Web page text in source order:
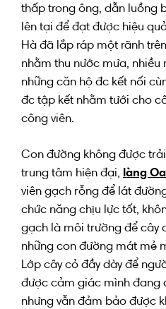
thấp trong ông, dẫn luồng
lên tại để đạt được hiệu
Hà đã lắp ráp một rãnh trên
nhằm thu nước mưa, nhiều
những căn hộ đc kết nối
đc tập kết nhằm tưới cho
công viên.
Con đường không được
trung tâm hiện đại, làng
viên gạch rỗng để lát
chức năng chịu lực tốt,
gạch là môi trường để cây
những con đường mát mẻ
Lớp cây cỏ đầy dày để
được cảm giác mình đang
nhưng vẫn đảm bảo được